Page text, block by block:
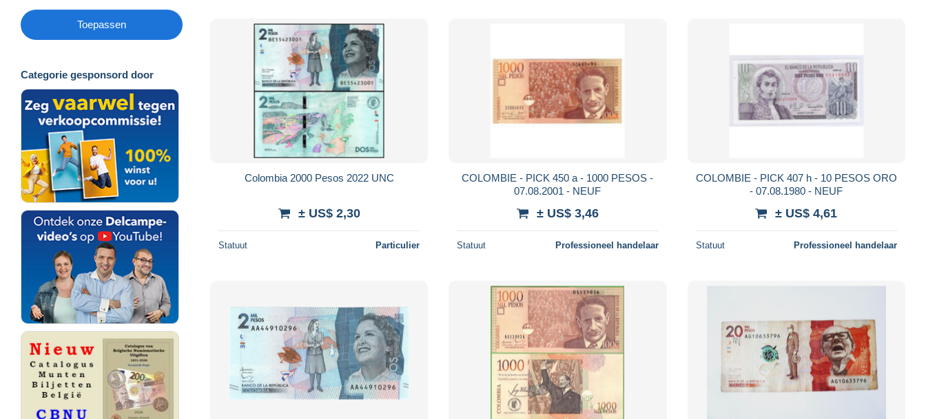
Toepassen
Categorie gesponsord door
Colombia 2000 Pesos 2022 UNC
± US$ 2,30
Statuut Particulier
COLOMBIE - PICK 450 a - 1000 PESOS -
07.08.2001 - NEUF
± US$ 3,46
Statuut Professioneel handelaar
COLOMBIE - PICK 407 h - 10 PESOS ORO
- 07.08.1980 - NEUF
± US$ 4,61
Statuut Professioneel handelaar